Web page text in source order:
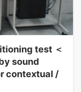
test ＜
sound
contextual /